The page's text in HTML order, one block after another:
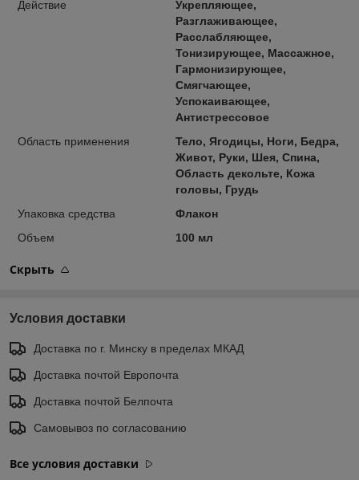
Действие
Укрепляющее,
Разглаживающее,
Расслабляющее,
Тонизирующее, Массажное,
Гармонизирующее,
Смягчающее,
Успокаивающее,
Антистрессовое
Область применения
Тело, Ягодицы, Ноги, Бедра,
Живот, Руки, Шея, Спина,
Область декольте, Кожа
головы, Грудь
Упаковка средства
Флакон
Объем
100 мл
Скрыть
Условия доставки
Доставка по г. Минску в пределах МКАД
Доставка почтой Европочта
Доставка почтой Белпочта
Самовывоз по согласованию
Все условия доставки